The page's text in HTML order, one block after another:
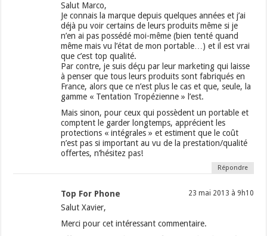
Salut Marco,
Je connais la marque depuis quelques années et j’ai
déjà pu voir certains de leurs produits même si je
n’en ai pas possédé moi-même (bien tenté quand
même mais vu l’état de mon portable…) et il est vrai
que c’est top qualité.
Par contre, je suis déçu par leur marketing qui laisse
à penser que tous leurs produits sont fabriqués en
France, alors que ce n’est plus le cas et que, seule, la
gamme « Tentation Tropézienne » l’est.
Mais sinon, pour ceux qui possèdent un portable et
comptent le garder longtemps, apprécient les
protections « intégrales » et estiment que le coût
n’est pas si important au vu de la prestation/qualité
offertes, n’hésitez pas!
Répondre
Top For Phone 23 mai 2013 à 9h10
Salut Xavier,
Merci pour cet intéressant commentaire.